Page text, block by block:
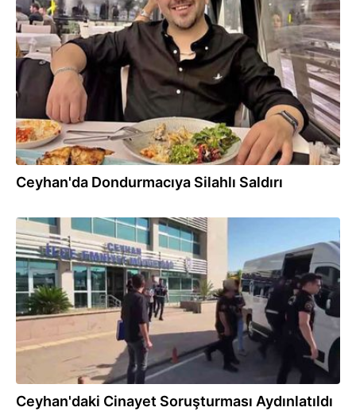
04.08.2026
Ceyhan'da Dondurmacıya Silahlı Saldırı
04.08.2026
Ceyhan'daki Cinayet Soruşturması Aydınlatıldı